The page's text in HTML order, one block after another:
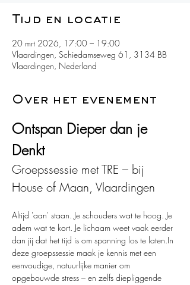
Tijd en locatie
20 mrt 2026, 17:00 – 19:00
Vlaardingen, Schiedamseweg 61, 3134 BB
Vlaardingen, Nederland
Over het evenement
Ontspan Dieper dan je
Denkt
Groepssessie met TRE – bij
House of Maan, Vlaardingen
Altijd 'aan' staan. Je schouders wat te hoog. Je
adem wat te kort. Je lichaam weet vaak eerder
dan jij dat het tijd is om spanning los te laten.In
deze groepssessie maak je kennis met een
eenvoudige, natuurlijke manier om
opgebouwde stress – en zelfs diepliggende